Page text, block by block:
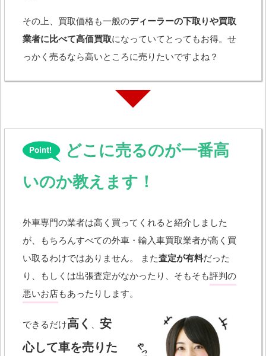
その上、買取価格も一般のディーラーの下取りや買取
業者に比べて高価買取になっていてとってもお得。せ
っかく売るなら高いところに売りたいですよね？
どこに売るのが一番高
いのか教えます！
外車専門の業者は高く買ってくれると紹介しました
が、もちろんすべての外車・輸入車買取業者が高く買
い取るわけではありません。 また査定が有料だった
り、もしくは出張査定がなかったり、そもそも評判の
悪いお店もあったりします。
できるだけ高く
安
心して車を売りた